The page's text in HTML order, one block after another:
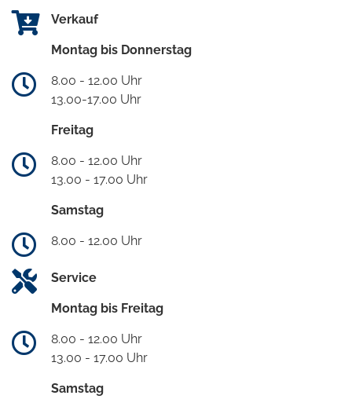
Verkauf
Montag bis Donnerstag
8.00 - 12.00 Uhr
13.00-17.00 Uhr
Freitag
8.00 - 12.00 Uhr
13.00 - 17.00 Uhr
Samstag
8.00 - 12.00 Uhr
Service
Montag bis Freitag
8.00 - 12.00 Uhr
13.00 - 17.00 Uhr
Samstag